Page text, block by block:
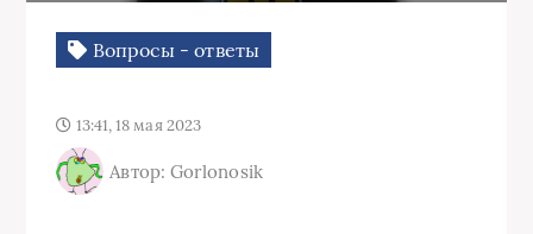
Вопросы - ответы
13:41, 18 мая 2023
Автор: Gorlonosik